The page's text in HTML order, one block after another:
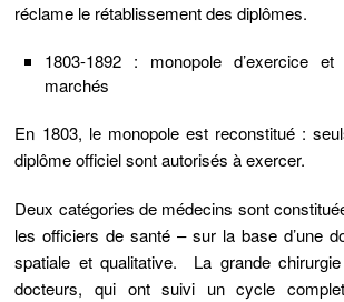
réclame le rétablissement des diplômes.
1803-1892 : monopole d’exercice et
marchés
En 1803, le monopole est reconstitué :
diplôme officiel sont autorisés à exercer.
Deux catégories de médecins sont
les officiers de santé – sur la base d’une
spatiale et qualitative. La grande chirurgie
docteurs, qui ont suivi un cycle